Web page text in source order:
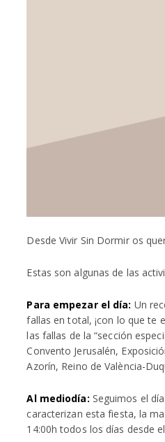
Desde Vivir Sin Dormir os
Estas son algunas de las
Para empezar el día: Un
fallas en total, ¡con lo que te
las fallas de la “sección
Convento Jerusalén,
Azorín, Reino de València-
Al mediodía: Seguimos el
caracterizan esta fiesta, la
14:00h todos los días desde